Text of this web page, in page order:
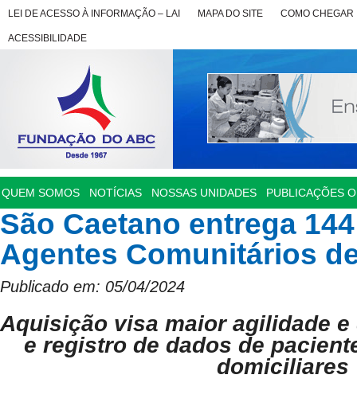
LEI DE ACESSO À INFORMAÇÃO – LAI MAPA DO SITE COMO CHEGAR
ACESSIBILIDADE
QUEM SOMOS NOTÍCIAS NOSSAS UNIDADES PUBLICAÇÕES
São Caetano entrega
Agentes Comunitários
Publicado em: 05/04/2024
Aquisição visa maior agilidade
e registro de dados de
domiciliares